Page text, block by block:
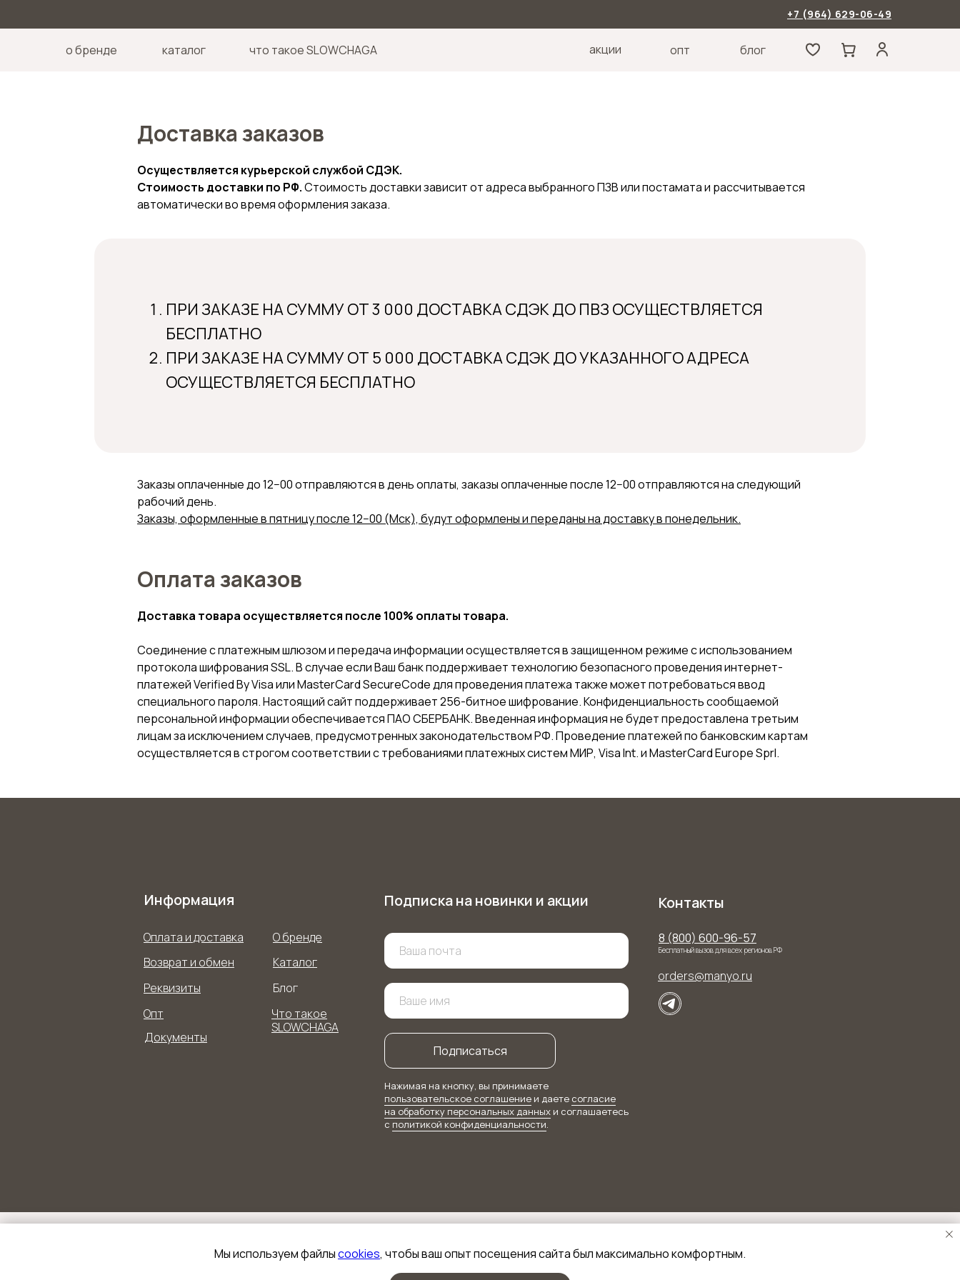
о бренде каталог что такое SLOWCHAGA опт
+7 (964) 629-06-49
блог
акции
Доставка заказов
Осуществляется курьерской службой СДЭК.
Стоимость доставки по РФ.Стоимость доставки зависит от адреса выбранного ПЗВ или постамата и рассчитывается
автоматически во время оформления заказа.
ПРИ ЗАКАЗЕ НА СУММУ ОТ 3 000 ДОСТАВКА СДЭК ДО ПВЗ ОСУЩЕСТВЛЯЕТСЯ
БЕСПЛАТНО
ПРИ ЗАКАЗЕ НА СУММУ ОТ 5 000 ДОСТАВКА СДЭК ДО УКАЗАННОГО АДРЕСА
ОСУЩЕСТВЛЯЕТСЯ БЕСПЛАТНО
Заказы оплаченные до 12−00 отправляются в день оплаты, заказы оплаченные после 12−00 отправляются на следующий
рабочий день.
Заказы, оформленные в пятницу после 12−00 (Мск), будут оформлены и переданы на доставку в понедельник.
Оплата заказов
Доставка товара осуществляется после 100% оплаты товара.
Соединение с платежным шлюзом и передача информации осуществляется в защищенном режиме с использованием
протокола шифрования SSL. В случае если Ваш банк поддерживает технологию безопасного проведения интернет-
платежей Verified By Visa или MasterCard SecureCode для проведения платежа также может потребоваться ввод
специального пароля. Настоящий сайт поддерживает 256-битное шифрование. Конфиденциальность сообщаемой
персональной информации обеспечивается ПАО СБЕРБАНК. Введенная информация не будет предоставлена третьим
лицам за исключением случаев, предусмотренных законодательством РФ. Проведение платежей по банковским картам
осуществляется в строгом соответствии с требованиями платежных систем МИР, Visa Int. и MasterCard Europe Sprl.
Информация
О бренде
Контакты
Блог
8 (800) 600-96-57
orders@manyo.ru
Оплата и доставка
Опт
Каталог
Реквизиты
Документы
Подписка на новинки и акции
Подписаться
Нажимая на кнопку, вы принимаете
пользовательское соглашение и даете согласие
на обработку персональных данных и соглашаетесь
c политикой конфиденциальности.
Бесплатный вызов для всех регионов РФ
Возврат и обмен
Что такое
SLOWCHAGA
Мы используем файлыcookies, чтобы ваш опыт посещения сайта был максимально комфортным.